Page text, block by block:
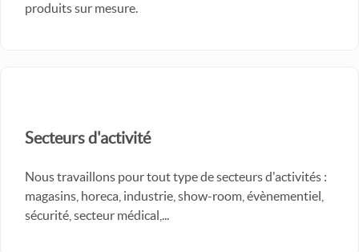
produits sur mesure.
Secteurs d'activité
Nous travaillons pour tout type de secteurs d'activités :
magasins, horeca, industrie, show-room, évènementiel,
sécurité, secteur médical,...